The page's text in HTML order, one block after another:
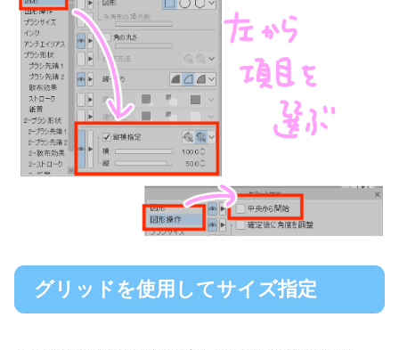
グリッドを使用してサイズ指定